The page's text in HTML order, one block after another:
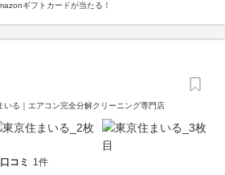
ギフトカードが当たる！
いる｜エアコン完全分解クリーニング専門店
口コミ 1件